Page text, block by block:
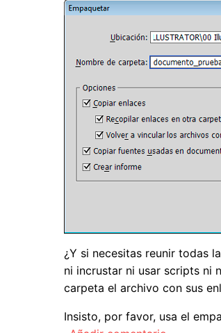
¿Y si necesitas reunir todas
ni incrustar ni usar scripts ni
carpeta el archivo con sus
Insisto, por favor, usa el